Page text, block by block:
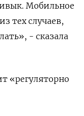
Мобильное
тех случаев,
- сказала
«регуляторно